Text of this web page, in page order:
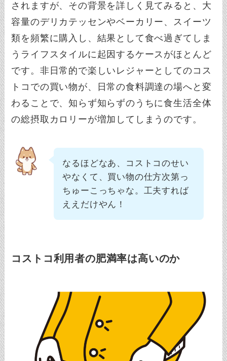
されますが、その背景を詳しく見てみると、大
容量のデリカテッセンやベーカリー、スイーツ
類を頻繁に購入し、結果として食べ過ぎてしま
うライフスタイルに起因するケースがほとんど
です。非日常的で楽しいレジャーとしてのコス
トコでの買い物が、日常の食料調達の場へと変
わることで、知らず知らずのうちに食生活全体
の総摂取カロリーが増加してしまうのです。
なるほどなあ、コストコのせい
やなくて、買い物の仕方次第っ
ちゅーこっちゃな。工夫すれば
ええだけやん！
コストコ利用者の肥満率は高いのか